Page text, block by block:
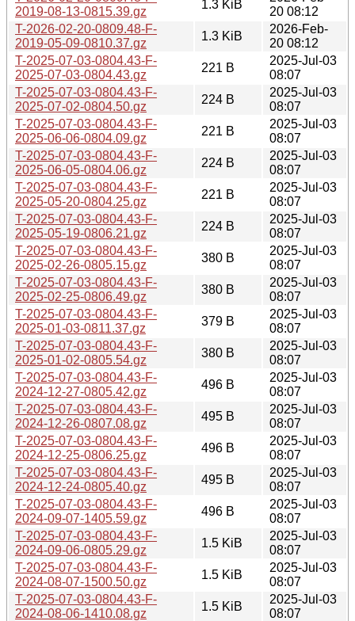
2019-08-13-0815.39.gz
1.3 KiB
20 08:12
T-2026-02-20-0809.48-F-
2019-05-09-0810.37.gz
1.3 KiB
2026-Feb-
20 08:12
T-2025-07-03-0804.43-F-
2025-07-03-0804.43.gz
221 B
2025-Jul-03
08:07
T-2025-07-03-0804.43-F-
2025-07-02-0804.50.gz
224 B
2025-Jul-03
08:07
T-2025-07-03-0804.43-F-
2025-06-06-0804.09.gz
221 B
2025-Jul-03
08:07
T-2025-07-03-0804.43-F-
2025-06-05-0804.06.gz
224 B
2025-Jul-03
08:07
T-2025-07-03-0804.43-F-
2025-05-20-0804.25.gz
221 B
2025-Jul-03
08:07
T-2025-07-03-0804.43-F-
2025-05-19-0806.21.gz
224 B
2025-Jul-03
08:07
T-2025-07-03-0804.43-F-
2025-02-26-0805.15.gz
380 B
2025-Jul-03
08:07
T-2025-07-03-0804.43-F-
2025-02-25-0806.49.gz
380 B
2025-Jul-03
08:07
T-2025-07-03-0804.43-F-
2025-01-03-0811.37.gz
379 B
2025-Jul-03
08:07
T-2025-07-03-0804.43-F-
2025-01-02-0805.54.gz
380 B
2025-Jul-03
08:07
T-2025-07-03-0804.43-F-
2024-12-27-0805.42.gz
496 B
2025-Jul-03
08:07
T-2025-07-03-0804.43-F-
2024-12-26-0807.08.gz
495 B
2025-Jul-03
08:07
T-2025-07-03-0804.43-F-
2024-12-25-0806.25.gz
496 B
2025-Jul-03
08:07
T-2025-07-03-0804.43-F-
2024-12-24-0805.40.gz
495 B
2025-Jul-03
08:07
T-2025-07-03-0804.43-F-
2024-09-07-1405.59.gz
496 B
2025-Jul-03
08:07
T-2025-07-03-0804.43-F-
2024-09-06-0805.29.gz
1.5 KiB
2025-Jul-03
08:07
T-2025-07-03-0804.43-F-
2024-08-07-1500.50.gz
1.5 KiB
2025-Jul-03
08:07
T-2025-07-03-0804.43-F-
2024-08-06-1410.08.gz
1.5 KiB
2025-Jul-03
08:07